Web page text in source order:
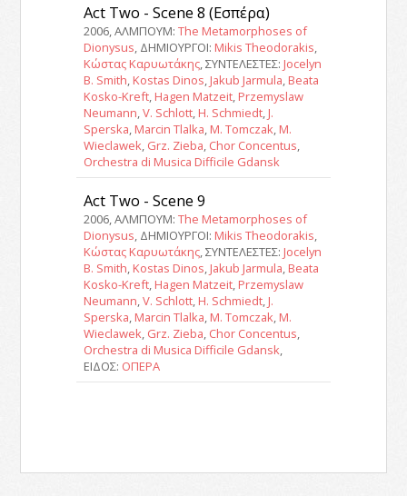
Act Two - Scene 8 (Εσπέρα)
2006, ΑΛΜΠΟΥΜ: The Metamorphoses of
Dionysus , ΔΗΜΙΟΥΡΓΟΙ: Mikis Theodorakis
Κώστας Καρυωτάκης, ΣΥΝΤΕΛΕΣΤΕΣ: Jocelyn
B. Smith Kostas Dinos Jakub Jarmula Beata
Kosko-Kreft, Hagen Matzeit, Przemyslaw
Neumann V. Schlott, H. Schmiedt, J.
Sperska Marcin Tlalka M. Tomczak M.
Wieclawek Grz. Zieba Chor Concentus
Orchestra di Musica Difficile Gdansk
Act Two - Scene 9
2006, ΑΛΜΠΟΥΜ: The Metamorphoses of
Dionysus , ΔΗΜΙΟΥΡΓΟΙ: Mikis Theodorakis
Κώστας Καρυωτάκης, ΣΥΝΤΕΛΕΣΤΕΣ: Jocelyn
B. Smith Kostas Dinos Jakub Jarmula Beata
Kosko-Kreft, Hagen Matzeit, Przemyslaw
Neumann V. Schlott, H. Schmiedt, J.
Sperska Marcin Tlalka M. Tomczak M.
Wieclawek Grz. Zieba Chor Concentus
Orchestra di Musica Difficile Gdansk
ΕΙΔΟΣ: ΟΠΕΡΑ